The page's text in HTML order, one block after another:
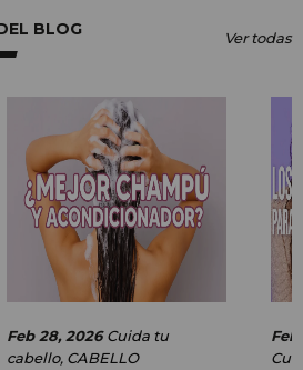
BLOG Ver todas
Feb 28, 2026Cuida tu
cabello, CABELLO
Feb